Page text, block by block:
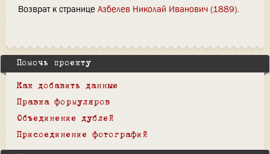
Возврат к странице Азбелев Николай Иванович (1889).
Помочь проекту
Как добавить данные
Правка формуляров
Объединение дублей
Присоединение фотографий